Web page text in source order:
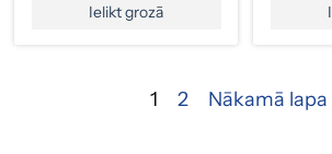
Ielikt grozā
1 2 Nākamā lapa